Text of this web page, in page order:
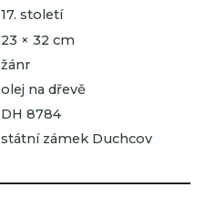
17. století
23 × 32 cm
žánr
olej na dřevě
DH 8784
státní zámek Duchcov